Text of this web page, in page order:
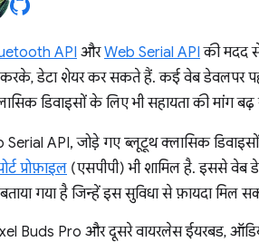
API औरWeb Serial API की मदद
डेटा शेयर कर सकते हैं. कई वेब डेवलपर
डिवाइसों के लिए भी सहायता की मांग बढ़
API, जोड़े गए ब्लूटूथ क्लासिक
प्रोफ़ाइल (एसपीपी) भी शामिल है. इससे वेब
गया है जिन्हें इस सुविधा से फ़ायदा मिल
Buds Pro और दूसरे वायरलेस ईयरबड,